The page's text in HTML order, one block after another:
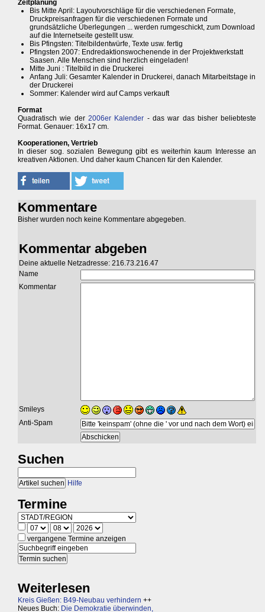
Zeitplanung
Bis Mitte April: Layoutvorschläge für die verschiedenen Formate,
Druckpreisanfragen für die verschiedenen Formate und
grundsätzliche Überlegungen ... werden rumgeschickt, zum Download
auf die Internetseite gestellt usw.
Bis Pfingsten: Titelbildentwürfe, Texte usw. fertig
Pfingsten 2007: Endredaktionswochenende in der Projektwerkstatt
Saasen. Alle Menschen sind herzlich eingeladen!
Mitte Juni : Titelbild in die Druckerei
Anfang Juli: Gesamter Kalender in Druckerei, danach Mitarbeitstage in
der Druckerei
Sommer: Kalender wird auf Camps verkauft
Format
Quadratisch wie der 2006er Kalender - das war das bisher beliebteste
Format. Genauer: 16x17 cm.
Kooperationen, Vertrieb
In dieser sog. sozialen Bewegung gibt es weiterhin kaum Interesse an
kreativen Aktionen. Und daher kaum Chancen für den Kalender.
Kommentare
Bisher wurden noch keine Kommentare abgegeben.
Kommentar abgeben
Deine aktuelle Netzadresse: 216.73.216.47
Name
Kommentar
Smileys
Anti-Spam
Suchen
Hilfe
Termine
vergangene Termine anzeigen
Weiterlesen
Kreis Gießen: B49-Neubau verhindern ++
Neues Buch: Die Demokratie überwinden,